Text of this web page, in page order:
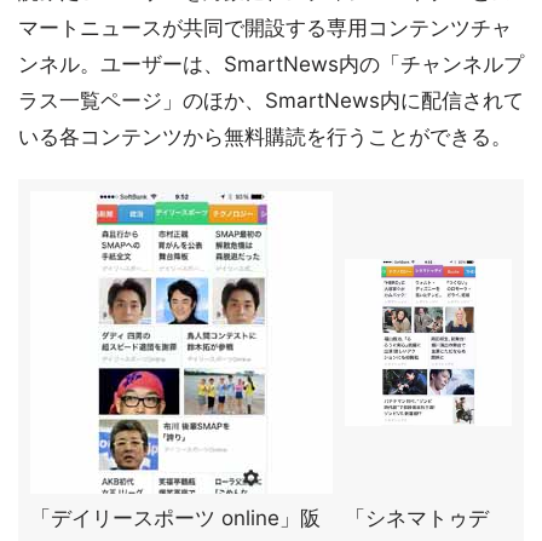
マートニュースが共同で開設する専用コンテンツチャ
ンネル。ユーザーは、SmartNews内の「チャンネルプ
ラス一覧ページ」のほか、SmartNews内に配信されて
いる各コンテンツから無料購読を行うことができる。
「デイリースポーツ online」阪
「シネマトゥデ